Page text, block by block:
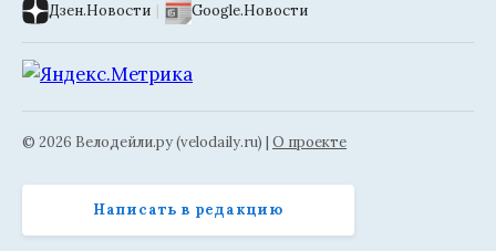
Дзен.Новости | Google.Новости
© 2026 Велодейли.ру (velodaily.ru) | О проекте
Написать в редакцию